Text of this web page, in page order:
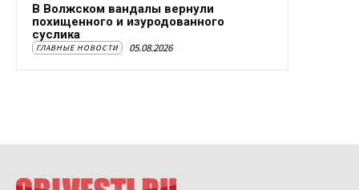
В Волжском вандалы вернули
похищенного и изуродованного
суслика
ГЛАВНЫЕ НОВОСТИ 05.08.2026